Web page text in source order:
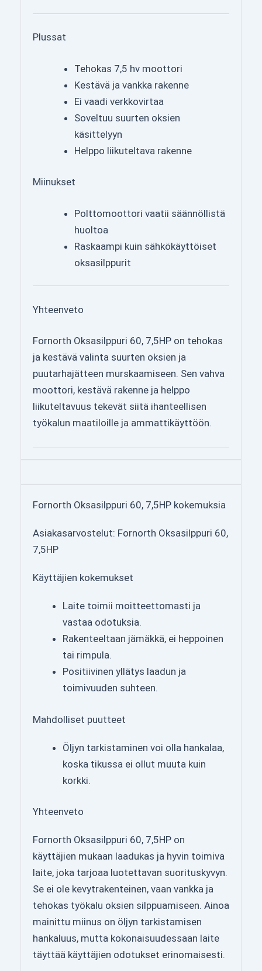
Plussat
Tehokas 7,5 hv moottori
Kestävä ja vankka rakenne
Ei vaadi verkkovirtaa
Soveltuu suurten oksien
käsittelyyn
Helppo liikuteltava rakenne
Miinukset
Polttomoottori vaatii säännöllistä
huoltoa
Raskaampi kuin sähkökäyttöiset
oksasilppurit
Yhteenveto
Fornorth Oksasilppuri 60, 7,5HP on tehokas
ja kestävä valinta suurten oksien ja
puutarhajätteen murskaamiseen. Sen vahva
moottori, kestävä rakenne ja helppo
liikuteltavuus tekevät siitä ihanteellisen
työkalun maatiloille ja ammattikäyttöön.
Fornorth Oksasilppuri 60, 7,5HP kokemuksia
Asiakasarvostelut: Fornorth Oksasilppuri 60,
7,5HP
Käyttäjien kokemukset
Laite toimii moitteettomasti ja
vastaa odotuksia.
Rakenteeltaan jämäkkä, ei heppoinen
tai rimpula.
Positiivinen yllätys laadun ja
toimivuuden suhteen.
Mahdolliset puutteet
Öljyn tarkistaminen voi olla hankalaa,
koska tikussa ei ollut muuta kuin
korkki.
Yhteenveto
Fornorth Oksasilppuri 60, 7,5HP on
käyttäjien mukaan laadukas ja hyvin toimiva
laite, joka tarjoaa luotettavan suorituskyvyn.
Se ei ole kevytrakenteinen, vaan vankka ja
tehokas työkalu oksien silppuamiseen. Ainoa
mainittu miinus on öljyn tarkistamisen
hankaluus, mutta kokonaisuudessaan laite
täyttää käyttäjien odotukset erinomaisesti.